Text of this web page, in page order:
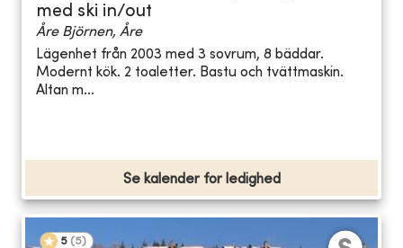
med ski in/out
Åre Björnen, Åre
Lägenhet från 2003 med 3 sovrum, 8 bäddar.
Modernt kök. 2 toaletter. Bastu och tvättmaskin.
Altan m...
Se kalender for ledighed
5 (5)